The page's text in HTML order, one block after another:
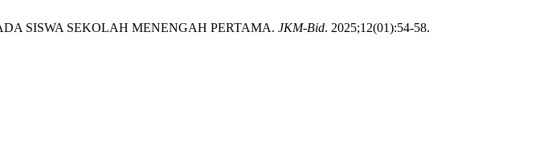
SISWA SEKOLAH MENENGAH PERTAMA. JKM-Bid. 2025;12(01):54-58.